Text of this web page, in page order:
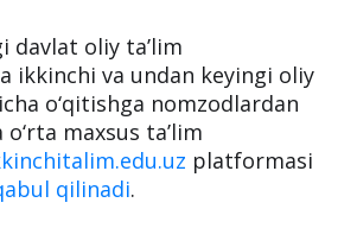
davlat oliy ta’lim
ikkinchi va undan keyingi oliy
o‘qitishga nomzodlardan
maxsus ta’lim
platformasi
qilinadi.